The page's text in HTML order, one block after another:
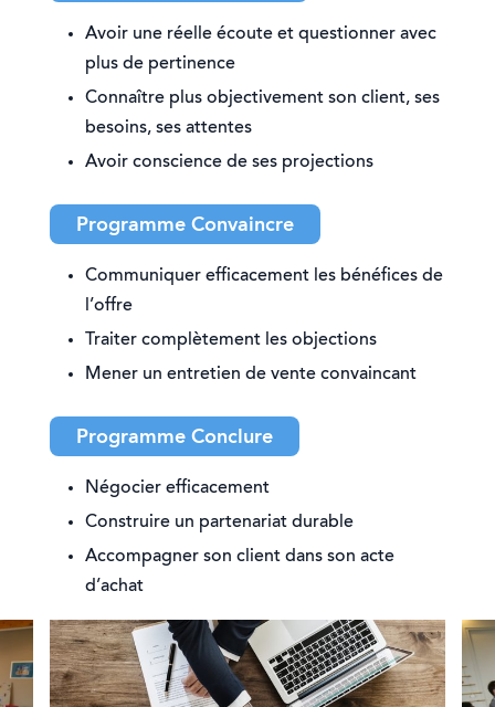
Avoir une réelle écoute et questionner avec
plus de pertinence
Connaître plus objectivement son client, ses
besoins, ses attentes
Avoir conscience de ses projections
Programme Convaincre
Communiquer efficacement les bénéfices de
l’offre
Traiter complètement les objections
Mener un entretien de vente convaincant
Programme Conclure
Négocier efficacement
Construire un partenariat durable
Accompagner son client dans son acte
d’achat